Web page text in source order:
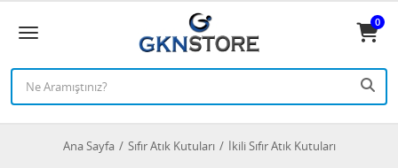
0
Ana Sayfa Sıfır Atık Kutuları İkili Sıfır Atık Kutuları